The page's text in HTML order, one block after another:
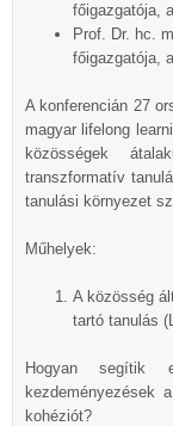
főigazgatója,
Prof. Dr. hc.
főigazgatója,
A konferencián 27
magyar lifelong
közösségek
transzformatív
tanulási környezet
Műhelyek:
A közösség
tartó tanulás
Hogyan segítik
kezdeményezések
kohéziót?